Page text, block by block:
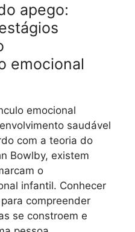
apego:
emocional
emocional
saudável
com a teoria do
Bowlby, existem
o
infantil. Conhecer
compreender
se constroem e